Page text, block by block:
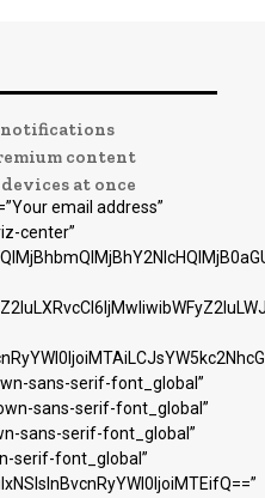
notifications
content
at once
email address”
center”
sans-serif-font_global”
sans-serif-font_global”
sans-serif-font_global”
serif-font_global”